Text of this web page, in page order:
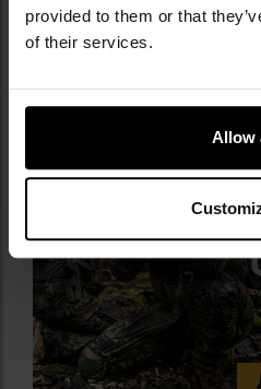
provided to them or that
of their services.
Allow